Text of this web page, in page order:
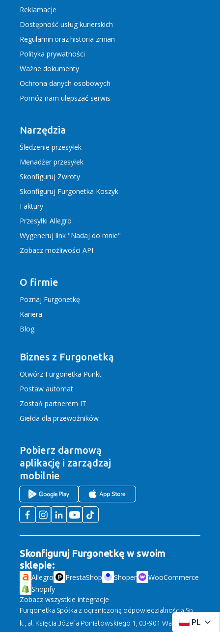
PL
Reklamacje
Dostępność usług kurierskich
Regulamin orazhistoria zmian
Polityka prywatności
Ważne dokumenty
Ochrona danych osobowych
Pomóż nam ulepszać serwis
Narzędzia
Śledzenie przesyłek
Menadżer przesyłek
Skonfiguruj Zwroty
Skonfiguruj Furgonetka Koszyk
Faktury
Przesyłki Allegro
Wygeneruj link "Nadaj do mnie"
Zobacz możliwości API
O firmie
Poznaj Furgonetkę
Kariera
Blog
Biznes z Furgonetką
Otwórz Furgonetka Punkt
Postaw automat
Zostań partnerem IT
Giełda dla przewoźników
Pobierz darmową
aplikację i zarządzaj
mobilnie
Skonfiguruj Furgonetkę w swoim
sklepie:
Allegro PrestaShop Shoper
WooCommerce
Shopify
Zobacz wszystkie integracje
Furgonetka Spółka z ograniczoną odpowiedzialnością Sp.
k., al. Księcia Józefa Poniatowskiego 1, 03-901 Warszawa,